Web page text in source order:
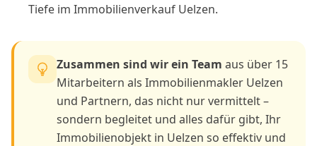
Tiefe im Immobilienverkauf Uelzen.
Zusammen sind wir ein Team aus über 15
Mitarbeitern als Immobilienmakler Uelzen
und Partnern, das nicht nur vermittelt –
sondern begleitet und alles dafür gibt, Ihr
Immobilienobjekt in Uelzen so effektiv und